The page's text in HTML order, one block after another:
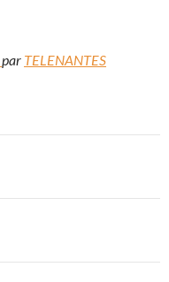
par TELENANTES